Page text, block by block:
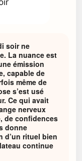
soir ne
La nuance est
émission
capable de
même de
s’est usé
Ce qui avait
nerveux
de confidences
donne
d’un rituel bien
continue